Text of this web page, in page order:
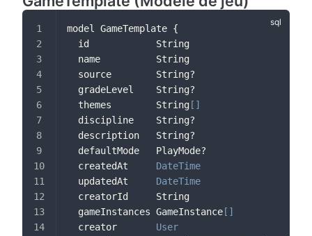
model GameTemplate {
  id            String
  name          String
  source        String?
  gradeLevel    String?
  themes        String
[ ]
  discipline    String?
  description   String?
  defaultMode   PlayMode?
  createdAt
DateTime
  updatedAt
DateTime
  creatorId     String
  gameInstances GameInstance
[ ]
  creator
User